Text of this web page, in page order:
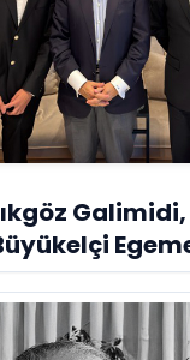
Galimidi,